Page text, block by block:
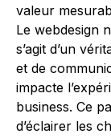
valeur
Le webdesign
s’agit d’un
et de
impacte
business. Ce
d’éclairer les